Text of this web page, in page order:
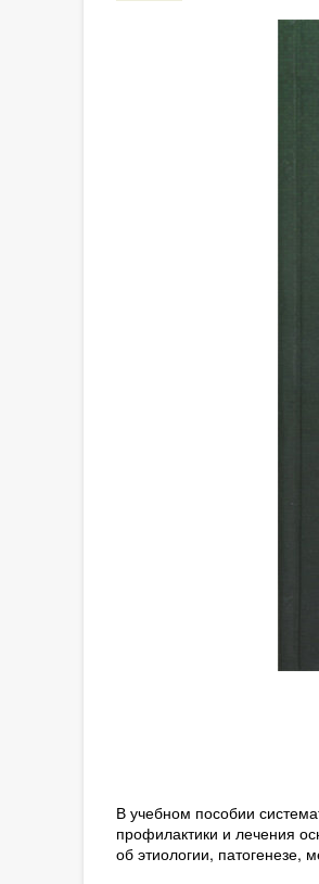
В учебном пособии
профилактики и лечения
об этиологии, патогенезе,